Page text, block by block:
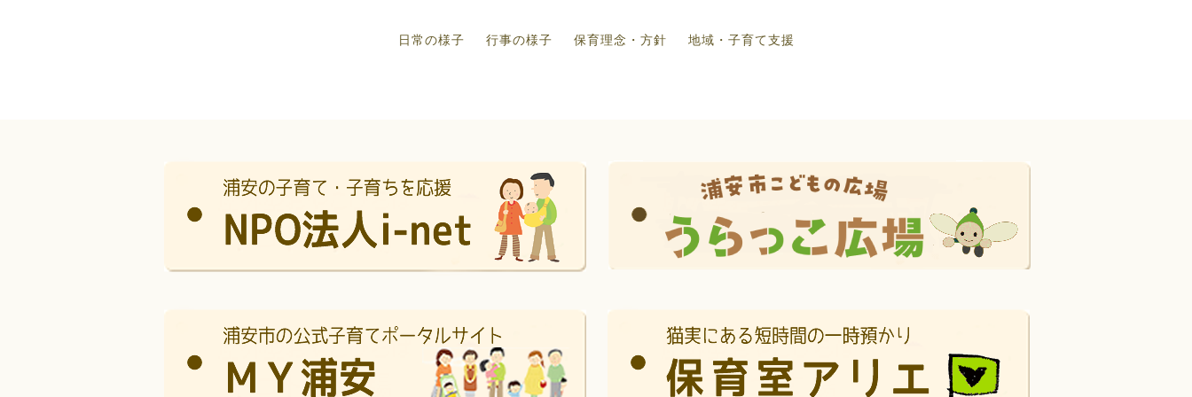
日常の様子 行事の様子 保育理念・方針 地域・子育て支援